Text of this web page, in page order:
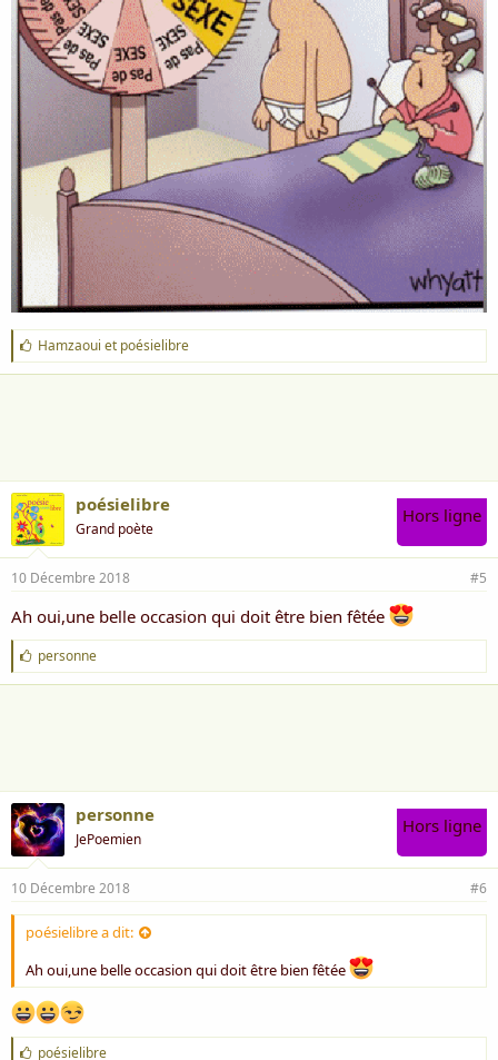
J
'
a
Hamzaoui et poésielibre
poésielibre
Grand poète
Hors ligne
10 Décembre 2018 #5
Ah oui,une belle occasion qui doit être bien fêtée
J
'
a
personne
personne
JePoemien
Hors ligne
10 Décembre 2018 #6
poésielibre a dit:
Ah oui,une belle occasion qui doit être bien fêtée
Jpoésielibre